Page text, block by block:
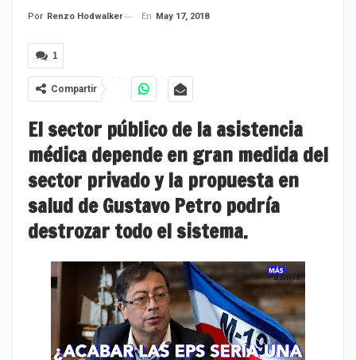
Por Renzo Hodwalker En May 17, 2018
1
Compartir
El sector público de la asistencia
médica depende en gran medida del
sector privado y la propuesta en
salud de Gustavo Petro podría
destrozar todo el sistema.